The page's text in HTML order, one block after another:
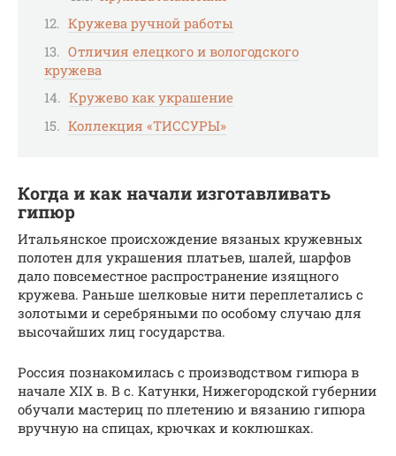
Кружева ручной работы
Отличия елецкого и вологодского
кружева
Кружево как украшение
Коллекция «ТИССУРЫ»
Когда и как начали изготавливать
гипюр
Итальянское происхождение вязаных кружевных
полотен для украшения платьев, шалей, шарфов
дало повсеместное распространение изящного
кружева. Раньше шелковые нити переплетались с
золотыми и серебряными по особому случаю для
высочайших лиц государства.
Россия познакомилась с производством гипюра в
начале XIX в. В с. Катунки, Нижегородской губернии
обучали мастериц по плетению и вязанию гипюра
вручную на спицах, крючках и коклюшках.